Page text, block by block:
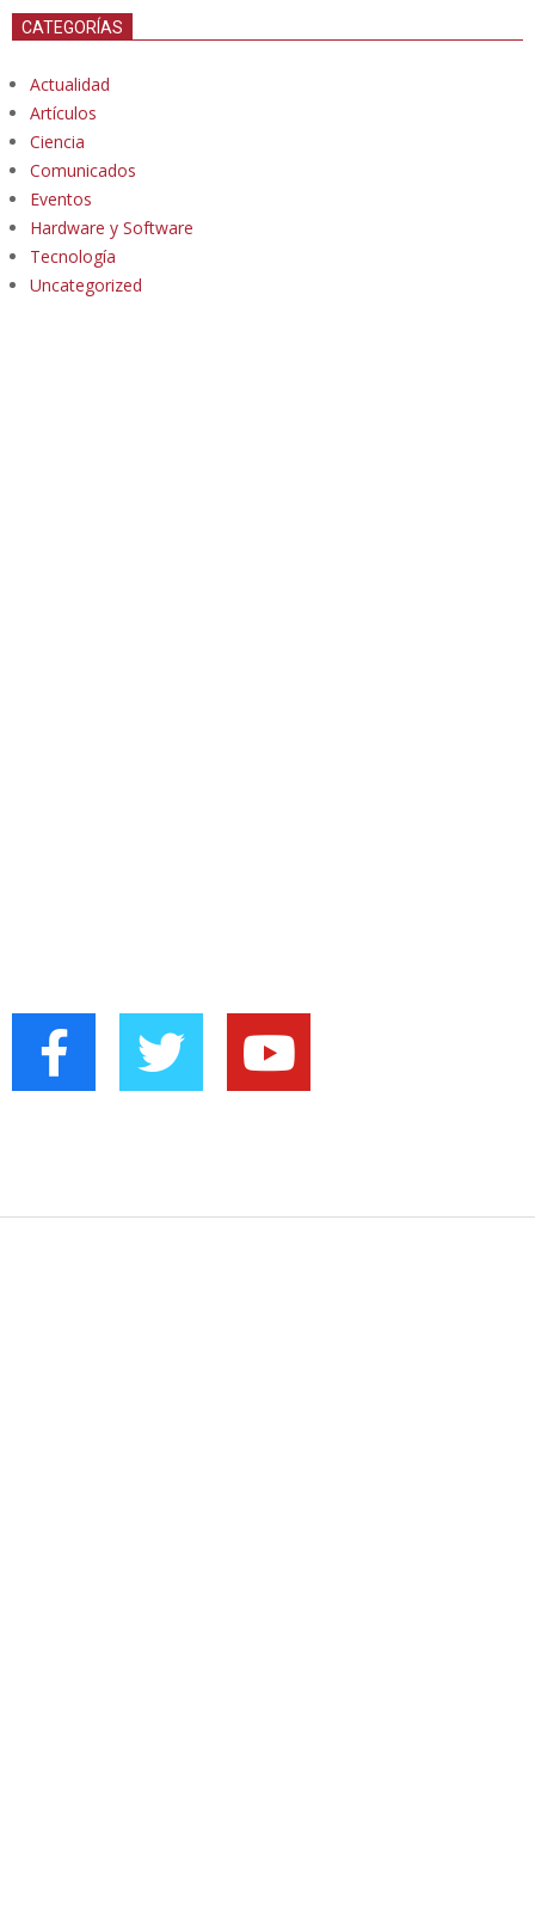
CATEGORÍAS
Actualidad
Artículos
Ciencia
Comunicados
Eventos
Hardware y Software
Tecnología
Uncategorized